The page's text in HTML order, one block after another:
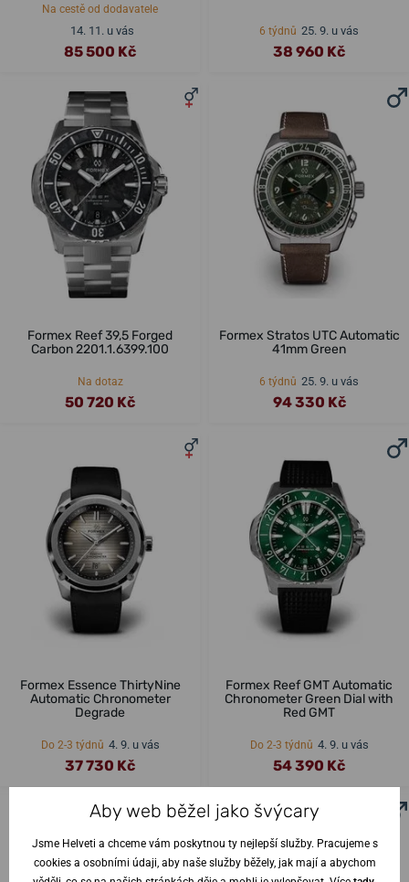
Na cestě od dodavatele
14. 11. u vás
85 500 Kč
6 týdnů 25. 9. u vás
38 960 Kč
Formex Reef 39,5 Forged
Carbon 2201.1.6399.100
Na dotaz
50 720 Kč
Formex Stratos UTC Automatic
41mm Green
6 týdnů 25. 9. u vás
94 330 Kč
Formex Essence ThirtyNine
Automatic Chronometer
Degrade
Do 2-3 týdnů 4. 9. u vás
37 730 Kč
Formex Reef GMT Automatic
Chronometer Green Dial with
Red GMT
Do 2-3 týdnů 4. 9. u vás
54 390 Kč
Aby web běžel jako švýcary
Jsme Helveti a chceme vám poskytnou ty nejlepší služby. Pracujeme s
cookies a osobními údaji, aby naše služby běžely, jak mají a abychom